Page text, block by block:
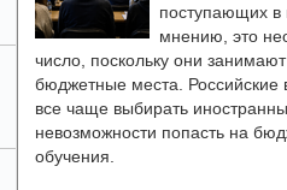
поступающих в
мнению, это
число, поскольку они
бюджетные места. Российские
все чаще выбирать
невозможности попасть на
обучения.